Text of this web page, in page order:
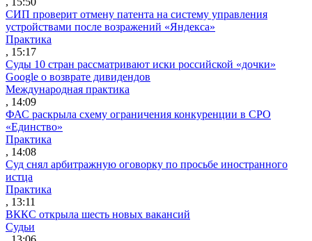
СИП проверит отмену патента на систему управления
устройствами после возражений «Яндекса»
Практика
, 15:17
Суды 10 стран рассматривают иски российской «дочки»
Google о возврате дивидендов
Международная практика
, 14:09
ФАС раскрыла схему ограничения конкуренции в СРО
«Единство»
Практика
, 14:08
Суд снял арбитражную оговорку по просьбе иностранного
истца
Практика
, 13:11
ВККС открыла шесть новых вакансий
Судьи